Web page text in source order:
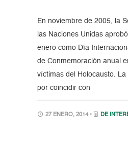
En noviembre de 2005, la
las Naciones Unidas
enero como Día
de Conmemoración anual
víctimas del Holocausto.
por coincidir con
27 ENERO, 2014 • DE